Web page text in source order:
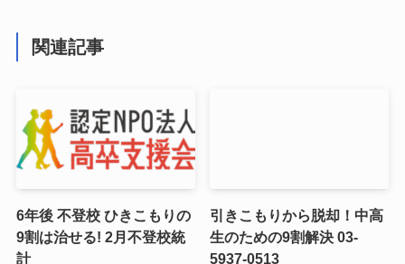
関連記事
6年後 不登校 ひきこもりの
9割は治せる! 2月不登校統
計
引きこもりから脱却！中高
生のための9割解決 03-
5937-0513